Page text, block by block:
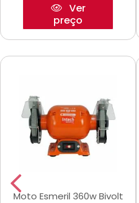
Ver
preço
Moto Esmeril 360w Bivolt